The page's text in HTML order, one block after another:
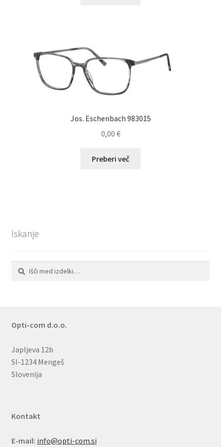
Jos. Eschenbach 983015
0,00 €
Preberi več
Iskanje
Išči:
Iskanje
Opti-com d.o.o.
Japljeva 12b
SI-1234 Mengeš
Slovenija
Kontakt
E-mail: info@opti-com.si